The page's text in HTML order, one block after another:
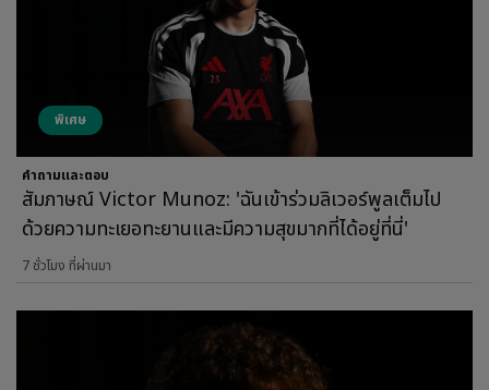
พิเศษ
คำถามและตอบ
สัมภาษณ์ Victor Munoz: 'ฉันเข้าร่วมลิเวอร์พูลเต็มไป
ด้วยความทะเยอทะยานและมีความสุขมากที่ได้อยู่ที่นี่'
7 ชั่วโมง ที่ผ่านมา